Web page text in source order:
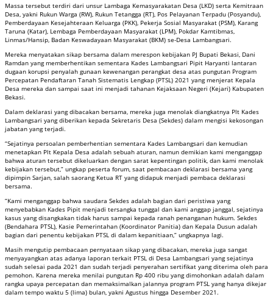
Massa tersebut terdiri dari unsur Lambaga Kemasyarakatan Desa (LKD) serta Kemitraan
Desa, yakni Rukun Warga (RW), Rukun Tetangga (RT), Pos Pelayanan Terpadu (Posyandu),
Pemberdayaan Kesejahteraan Keluarga (PKK), Pekerja Sosial Masyarakat (PSM), Karang
Taruna (Katar), Lembaga Pemberdayaan Masyarakat (LPM), Pokdar Kamtibmas,
Linmas/Hansip, Badan Keswadayaan Masyarakat (BKM) se-Desa Lambangsari.
Mereka menyatakan sikap bersama dalam merespon kebijakan PJ Bupati Bekasi, Dani
Ramdan yang memberhentikan sementara Kades Lambangsari Pipit Haryanti lantaran
dugaan korupsi penyalah gunaan kewenangan perangkat desa atas pungutan Program
Percepatan Pendaftaran Tanah Sistematis Lengkap (PTSL) 2021 yang menjerat Kepala
Desa mereka dan sampai saat ini menjadi tahanan Kejaksaan Negeri (Kejari) Kabupaten
Bekasi.
Dalam deklarasi yang dibacakan bersama, mereka juga menolak diangkatnya Plt Kades
Lambangsari yang diberikan kepada Sekretaris Desa (Sekdes) dalam mengisi kekosongan
jabatan yang terjadi.
“Sejatinya persoalan pemberhentian sementara Kades Lambangsari dan kemudian
menetapkan Plt Kepala Desa adalah sebuah aturan, namun demikian kami menganggap
bahwa aturan tersebut dikeluarkan dengan sarat kepentingan politik, dan kami menolak
kebijakan tersebut,” ungkap peserta forum, saat pembacaan deklarasi bersama yang
dipimpin Sarjan, salah saorang Ketua RT yang didapuk menjadi pembaca deklarasi
bersama.
“Kami menganggap bahwa saudara Sekdes adalah bagian dari peristiwa yang
menyebabkan Kades Pipit menjadi tersangka tunggal dan kami anggap janggal, sejatinya
kasus yang disangkakan tidak harus sampai kepada ranah penanganan hukum. Sekdes
(Bendahara PTSL), Kasie Pemerintahan (Koordinator Panitia) dan Kepala Dusun adalah
bagian dari penentu kebijakan PTSL di dalam kepanitiaan,” ungkapnya lagi.
Masih mengutip pembacaan pernyataan sikap yang dibacakan, mereka juga sangat
menyayangkan atas adanya laporan terkait PTSL di Desa Lambangsari yang sejatinya
sudah selesai pada 2021 dan sudah terjadi penyerahan sertifikat yang diterima oleh para
pemohon. Karena mereka menilai pungutan Rp 400 ribu yang dimohonkan adalah dalam
rangka upaya percepatan dan memaksimalkan jalannya program PTSL yang hanya dikejar
dalam tempo waktu 5 (lima) bulan, yakni Agustus hingga Desember 2021.